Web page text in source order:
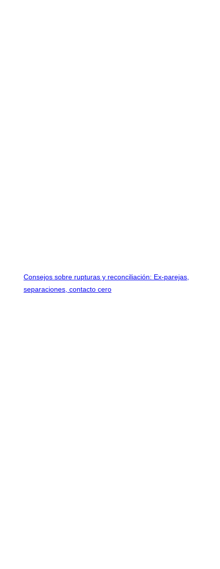
Consejos sobre rupturas y reconciliación: Ex-parejas,
separaciones, contacto cero